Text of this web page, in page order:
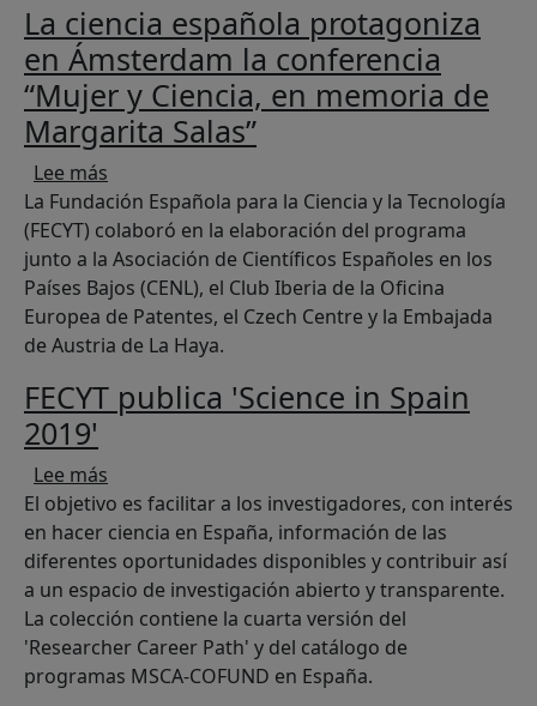
La ciencia española protagoniza
en Ámsterdam la conferencia
“Mujer y Ciencia, en memoria de
Margarita Salas”
Lee más
La Fundación Española para la Ciencia y la Tecnología
(FECYT) colaboró en la elaboración del programa
junto a la Asociación de Científicos Españoles en los
Países Bajos (CENL), el Club Iberia de la Oficina
Europea de Patentes, el Czech Centre y la Embajada
de Austria de La Haya.
FECYT publica 'Science in Spain
2019'
Lee más
El objetivo es facilitar a los investigadores, con interés
en hacer ciencia en España, información de las
diferentes oportunidades disponibles y contribuir así
a un espacio de investigación abierto y transparente.
La colección contiene la cuarta versión del
'Researcher Career Path' y del catálogo de
programas MSCA-COFUND en España.